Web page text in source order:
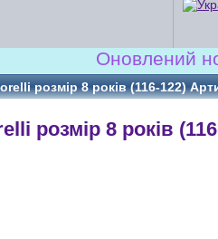
Оновлений новий
розмір 8 років (116-122)
розмір 8 років